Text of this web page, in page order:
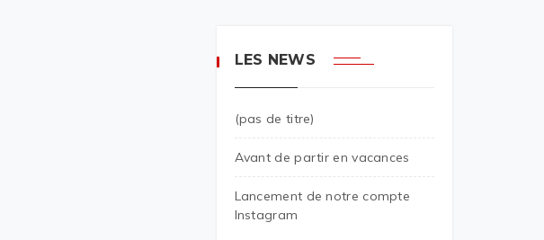
LES NEWS
(pas de titre)
Avant de partir en vacances
Lancement de notre compte
Instagram